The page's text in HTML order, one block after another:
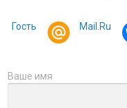
Гость Mail.Ru
Ваше имя